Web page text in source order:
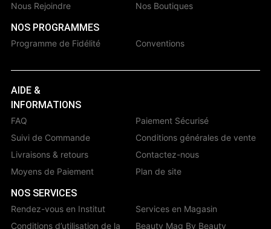
Nous Rejoindre
Nos Boutiques
NOS PROGRAMMES
Programme de Fidélité Conventions
AIDE &
INFORMATIONS
FAQ
Suivi de Commande
Livraisons & retours
Moyens de Paiement
Paiement Sécurisé
Conditions générales de vente
Contactez-nous
Plan de site
NOS SERVICES
Rendez-vous en Institut
Conditions d’utilisation de la
Services en Magasin
Beauty Mag By Beauty